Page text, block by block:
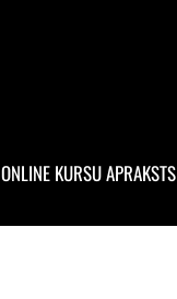
ONLINE KURSU APRAKSTS